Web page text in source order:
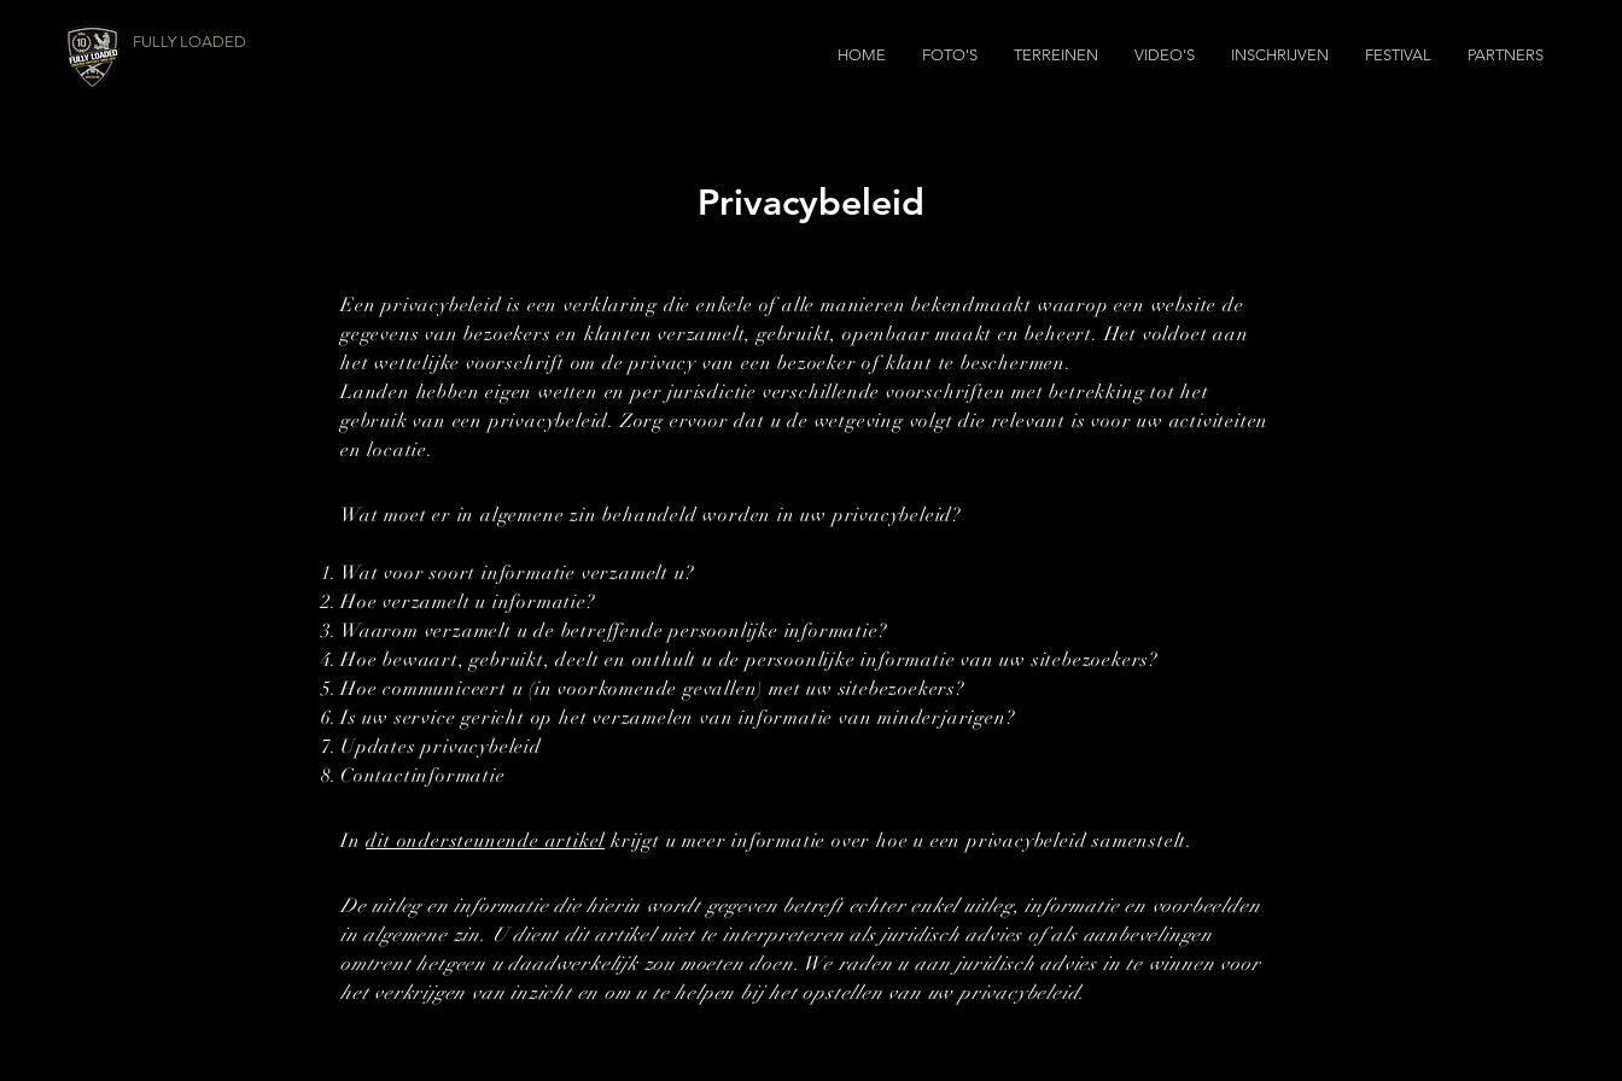
FULLY LOADED
HOME FOTO'S TERREINEN VIDEO'S INSCHRIJVEN FESTIVAL PARTNERS
Privacybeleid
Een privacybeleid is een verklaring die enkele of alle manieren bekendmaakt waarop een website de
gegevens van bezoekers en klanten verzamelt, gebruikt, openbaar maakt en beheert. Het voldoet aan
het wettelijke voorschrift om de privacy van een bezoeker of klant te beschermen.
Landen hebben eigen wetten en per jurisdictie verschillende voorschriften met betrekking tot het
gebruik van een privacybeleid. Zorg ervoor dat u de wetgeving volgt die relevant is voor uw activiteiten
en locatie.
Wat moet er in algemene zin behandeld worden in uw privacybeleid?
Wat voor soort informatie verzamelt u?
Hoe verzamelt u informatie?
Waarom verzamelt u de betreffende persoonlijke informatie?
Hoe bewaart, gebruikt, deelt en onthult u de persoonlijke informatie van uw sitebezoekers?
Hoe communiceert u (in voorkomende gevallen) met uw sitebezoekers?
Is uw service gericht op het verzamelen van informatie van minderjarigen?
Updates privacybeleid
Contactinformatie
Indit ondersteunende artikel krijgt u meer informatie over hoe u een privacybeleid samenstelt.
De uitleg en informatie die hierin wordt gegeven betreft echter enkel uitleg, informatie en voorbeelden
in algemene zin. U dient dit artikel niet te interpreteren als juridisch advies of als aanbevelingen
omtrent hetgeen u daadwerkelijk zou moeten doen. We raden u aan juridisch advies in te winnen voor
het verkrijgen van inzicht en om u te helpen bij het opstellen van uw privacybeleid.